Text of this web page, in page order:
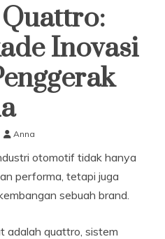
Inovasi
Anna
otomotif tidak hanya
performa, tetapi juga
sebuah brand.
adalah quattro, sistem